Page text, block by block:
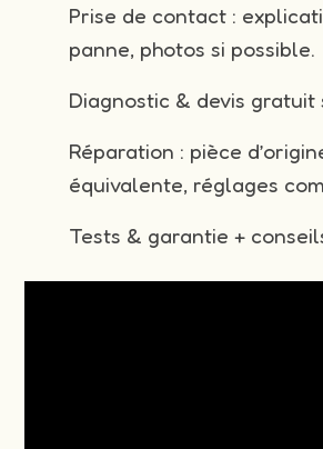
Prise de contact :
panne, photos si possible.
Diagnostic & devis gratuit
Réparation : pièce
équivalente, réglages
Tests & garantie +